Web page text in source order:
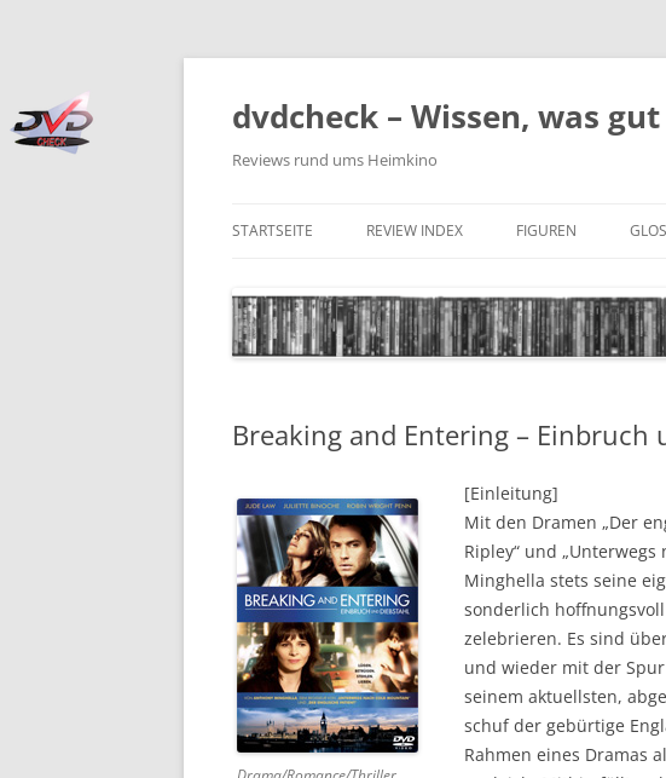
Zum
springen
dvdcheck – Wissen, was
Reviews rund ums Heimkino
STARTSEITE REVIEW INDEX
4K BLU-RAY DISC
DOWNLOAD
DVD (CODE 2)
DVD (CODE 1)
CINEMA
GAMES
HD-DVD
FIGUREN
Breaking and Entering – Einbruch
[Einleitung]
Mit den Dramen „Der
Ripley“ und
Minghella stets seine
sonderlich
zelebrieren. Es sind
und wieder mit der
seinem aktuellsten,
schuf der gebürtige
Rahmen eines Dramas